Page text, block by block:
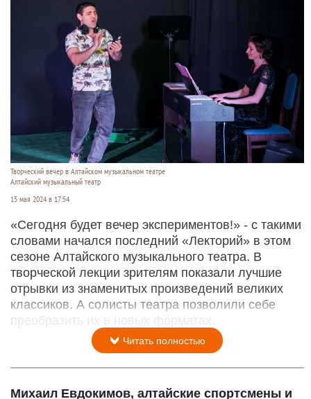
Творческий вечер в Алтайском музыкальном театре
Алтайский музыкальный театр
15 мая 2024 в 17:54
«Сегодня будет вечер экспериментов!» - с такими
словами начался последний «Лекторий» в этом
сезоне Алтайского музыкального театра. В
творческой лекции зрителям показали лучшие
отрывки из знаменитых произведений великих
классиков. А солисты театра позволили себе
преобразить их в новых форматах.
Читать полностью
Михаил Евдокимов, алтайские спортсмены и